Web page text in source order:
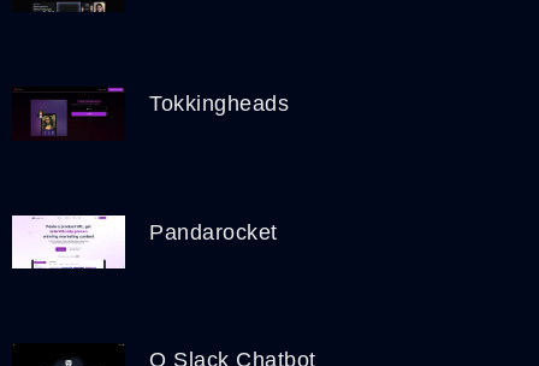
Tokkingheads
Pandarocket
Q Slack Chatbot